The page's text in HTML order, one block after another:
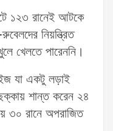
১২৩ রানেই আটকে
নিয়ন্ত্রিত
খেলতে পারেননি।
যা একটু লড়াই
শান্ত করেন ২৪
৩০ রানে অপরাজিত